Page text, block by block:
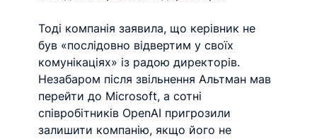
Тоді компанія заявила, що керівник не
був «послідовно відвертим у своїх
комунікаціях» із радою директорів.
Незабаром після звільнення Альтман мав
перейти до Microsoft, а сотні
співробітників OpenAI пригрозили
залишити компанію, якщо його не